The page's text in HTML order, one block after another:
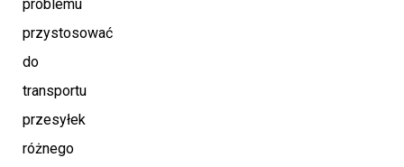
problemu
przystosować
do
transportu
przesyłek
różnego